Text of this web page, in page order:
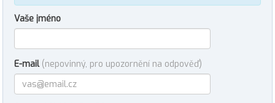
Vaše jméno
E-mail (nepovinný, pro upozornění na odpověď)